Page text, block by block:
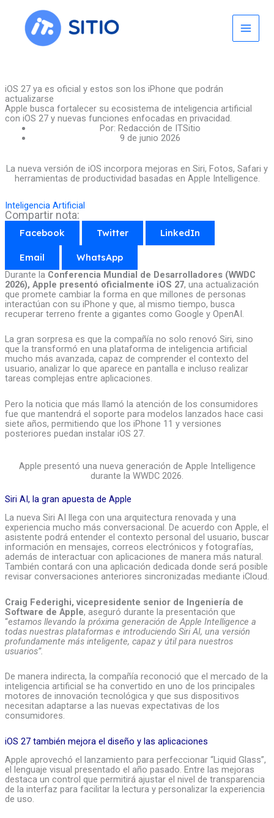
content
iOS 27 ya es oficial y estos son los iPhone que podrán
actualizarse
Apple busca fortalecer su ecosistema de inteligencia artificial
con iOS 27 y nuevas funciones enfocadas en privacidad.
Por: Redacción de ITSitio
9 de junio 2026
La nueva versión de iOS incorpora mejoras en Siri, Fotos, Safari y
herramientas de productividad basadas en Apple Intelligence.
Inteligencia Artificial
Compartir nota:
Facebook Twitter LinkedIn
Email WhatsApp
Durante la Conferencia Mundial de Desarrolladores (WWDC
2026), Apple presentó oficialmente iOS 27, una actualización
que promete cambiar la forma en que millones de personas
interactúan con su iPhone y que, al mismo tiempo, busca
recuperar terreno frente a gigantes como Google y OpenAI.
La gran sorpresa es que la compañía no solo renovó Siri, sino
que la transformó en una plataforma de inteligencia artificial
mucho más avanzada, capaz de comprender el contexto del
usuario, analizar lo que aparece en pantalla e incluso realizar
tareas complejas entre aplicaciones.
Pero la noticia que más llamó la atención de los consumidores
fue que mantendrá el soporte para modelos lanzados hace casi
siete años, permitiendo que los iPhone 11 y versiones
posteriores puedan instalar iOS 27.
Apple presentó una nueva generación de Apple Intelligence
durante la WWDC 2026.
Siri AI, la gran apuesta de Apple
La nueva Siri AI llega con una arquitectura renovada y una
experiencia mucho más conversacional. De acuerdo con Apple, el
asistente podrá entender el contexto personal del usuario, buscar
información en mensajes, correos electrónicos y fotografías,
además de interactuar con aplicaciones de manera más natural.
También contará con una aplicación dedicada donde será posible
revisar conversaciones anteriores sincronizadas mediante iCloud.
Craig Federighi, vicepresidente senior de Ingeniería de
Software de Apple, aseguró durante la presentación que
“estamos llevando la próxima generación de Apple Intelligence a
todas nuestras plataformas e introduciendo Siri AI, una versión
profundamente más inteligente, capaz y útil para nuestros
usuarios”.
De manera indirecta, la compañía reconoció que el mercado de la
inteligencia artificial se ha convertido en uno de los principales
motores de innovación tecnológica y que sus dispositivos
necesitan adaptarse a las nuevas expectativas de los
consumidores.
iOS 27 también mejora el diseño y las aplicaciones
Apple aprovechó el lanzamiento para perfeccionar “Liquid Glass”,
el lenguaje visual presentado el año pasado. Entre las mejoras
destaca un control que permitirá ajustar el nivel de transparencia
de la interfaz para facilitar la lectura y personalizar la experiencia
de uso.